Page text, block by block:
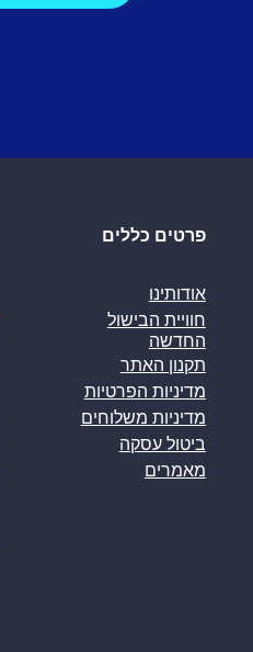
פרטים כללים
אודותינו
חוויית הבישול
החדשה
תקנון האתר
מדיניות הפרטיות
מדיניות משלוחים
ביטול עסקה
מאמרים